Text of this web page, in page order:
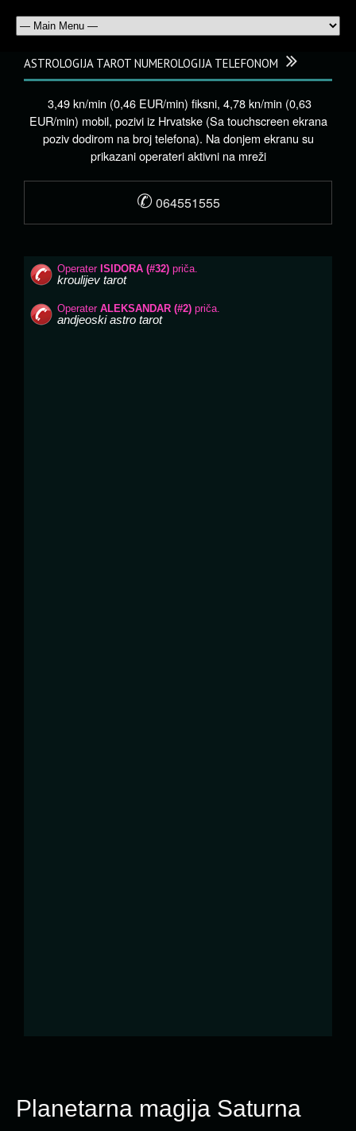
Planetarna magija Saturna
ASTROLOGIJA TAROT NUMEROLOGIJA TELEFONOM
3,49 kn/min (0,46 EUR/min) fiksni, 4,78 kn/min (0,63
EUR/min) mobil, pozivi iz Hrvatske (Sa touchscreen ekrana
poziv dodirom na broj telefona). Na donjem ekranu su
prikazani operateri aktivni na mreži
✆ 064551555